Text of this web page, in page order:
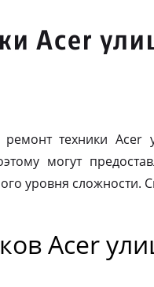
Acer
техники Acer
могут
уровня сложности.
Acer